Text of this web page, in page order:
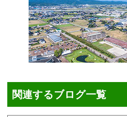
関連するブログ一覧